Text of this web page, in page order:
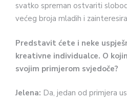
svatko spreman ostvariti
većeg broja mladih i
Predstavit ćete i neke
kreativne individualce. O
svojim primjerom svjedoče?
Jelena: Da, jedan od primjera